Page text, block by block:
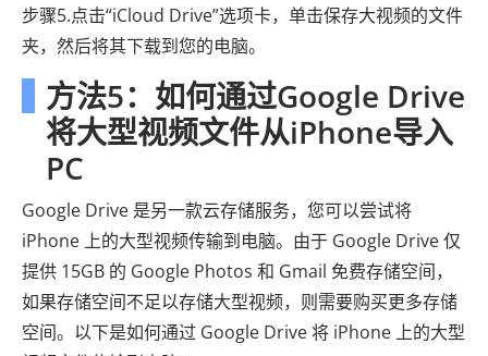
步骤5.点击“iCloud Drive”选项卡，单击保存大视频的文件
夹，然后将其下载到您的电脑。
方法5：如何通过Google Drive
将大型视频文件从iPhone导入
PC
Google Drive 是另一款云存储服务，您可以尝试将
iPhone 上的大型视频传输到电脑。由于 Google Drive 仅
提供 15GB 的 Google Photos 和 Gmail 免费存储空间，
如果存储空间不足以存储大型视频，则需要购买更多存储
空间。以下是如何通过 Google Drive 将 iPhone 上的大型